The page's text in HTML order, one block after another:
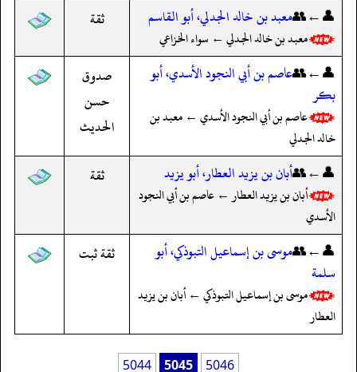
👤←👥معبد بن خالد الجدلي، أبو القاسم
معبد بن خالد الجدلي ← سواء الخزاعي
ثقة
👤←👥عاصم بن أبي النجود الأسدي، أبو
بكر
عاصم بن أبي النجود الأسدي ← معبد بن
خالد الجدلي
صدوق
حسن
الحديث
👤←👥أبان بن يزيد العطار، أبو يزيد
أبان بن يزيد العطار ← عاصم بن أبي النجود
الأسدي
ثقة
👤←👥موسى بن إسماعيل التبوذكي، أبو
سلمة
موسى بن إسماعيل التبوذكي ← أبان بن يزيد
العطار
ثقة ثبت
5044 5045 5046